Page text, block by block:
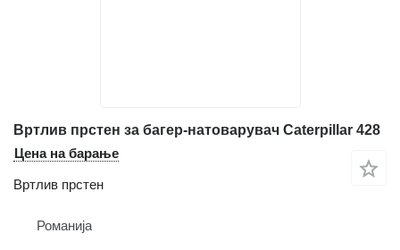
Вртлив прстен за багер-натоварувач Caterpillar 428
Цена на барање
Вртлив прстен
Романија